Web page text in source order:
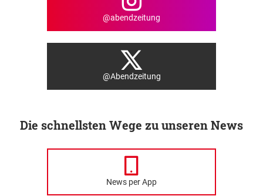
@abendzeitung
@Abendzeitung
Die schnellsten Wege zu unseren News
News per App